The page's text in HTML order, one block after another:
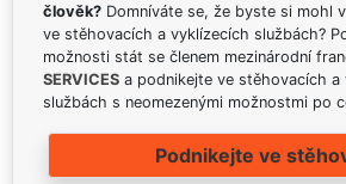
člověk? Domníváte se, že byste si mohl
ve stěhovacích a vyklízecích službách?
možnosti stát se členem mezinárodní
SERVICES a podnikejte ve stěhovacích a
službách s neomezenými možnostmi po
Podnikejte ve